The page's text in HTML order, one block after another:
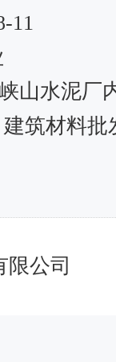
11
山水泥厂
筑材料
限公司